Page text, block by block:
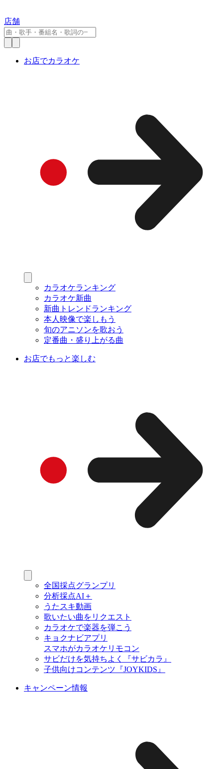
店舗
お店でカラオケ
カラオケランキング
カラオケ新曲
新曲トレンドランキング
本人映像で楽しもう
旬のアニソンを歌おう
定番曲・盛り上がる曲
お店でもっと楽しむ
全国採点グランプリ
分析採点AI＋
うたスキ動画
歌いたい曲をリクエスト
カラオケで楽器を弾こう
キョクナビアプリ
スマホがカラオケリモコン
サビだけを気持ちよく『サビカラ』
子供向けコンテンツ『JOYKIDS』
キャンペーン情報